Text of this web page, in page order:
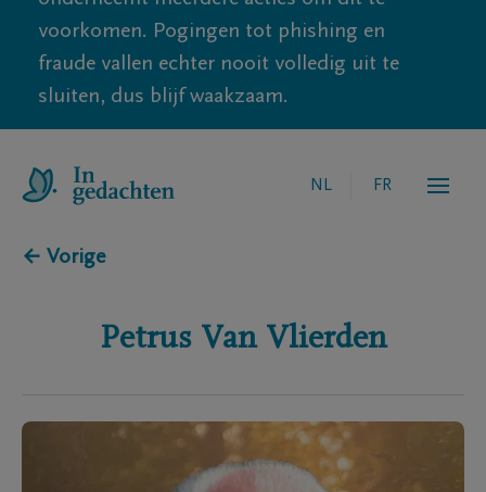
voorkomen. Pogingen tot phishing en
fraude vallen echter nooit volledig uit te
sluiten, dus blijf waakzaam.
NL FR
← Vorige
Petrus Van Vlierden